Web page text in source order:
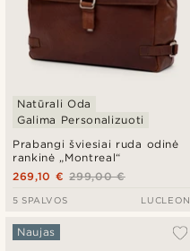
Prabangi šviesiai ruda odinė
rankinė „Montreal“
Natūrali Oda
Galima Personalizuoti
299,00 €
269,10 €
5 SPALVOS LUCLEON
Naujas